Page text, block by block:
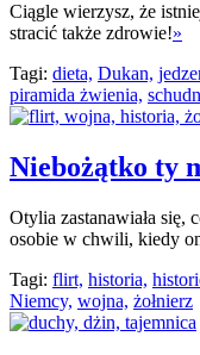
Ciągle wierzysz, że
stracić także zdrowie!»
Tagi: dieta, Dukan,
piramida żwienia,
Niebożątko ty
Otylia zastanawiała się,
osobie w chwili, kiedy
Tagi: flirt, historia,
Niemcy, wojna, żołnierz